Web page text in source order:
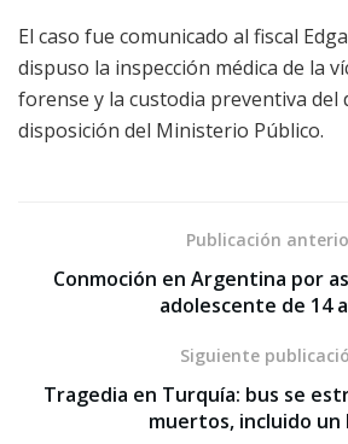
El caso fue comunicado al fiscal
dispuso la inspección médica de la
forense y la custodia preventiva del
disposición del Ministerio Público.
Publicación
Conmoción en Argentina por
adolescente de 14
Siguiente
Tragedia en Turquía: bus se
muertos, incluido un